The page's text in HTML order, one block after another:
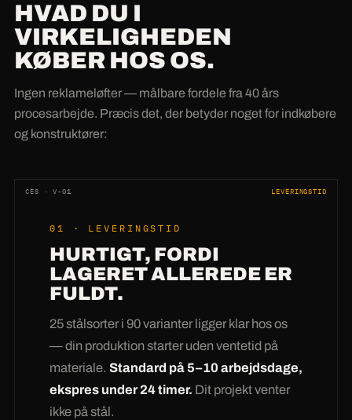
HVAD DU I
VIRKELIGHEDEN
KØBER HOS OS.
Ingen reklameløfter — målbare fordele fra 40 års
procesarbejde. Præcis det, der betyder noget for indkøbere
og konstruktører:
CES · V-01 LEVERINGSTID
01 · LEVERINGSTID
HURTIGT, FORDI
LAGERET ALLEREDE ER
FULDT.
25 stålsorter i 90 varianter ligger klar hos os
— din produktion starter uden ventetid på
materiale. Standard på 5–10 arbejdsdage,
ekspres under 24 timer. Dit projekt venter
ikke på stål.